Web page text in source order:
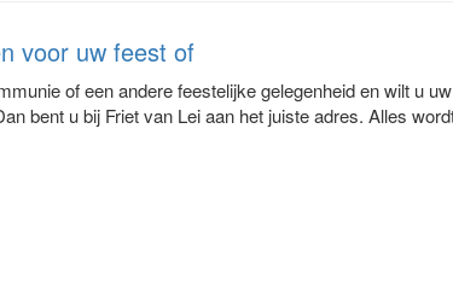
voor uw feest of
of een andere feestelijke gelegenheid en wilt u
bent u bij Friet van Lei aan het juiste adres. Alles